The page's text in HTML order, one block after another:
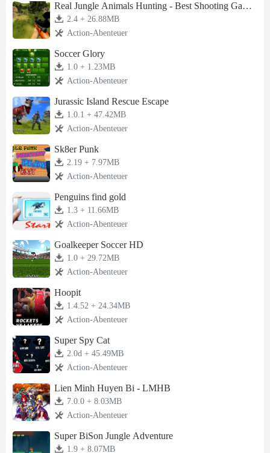
Real Jungle Animals Hunting - Best Shooting Gam
e
2.4 + 26.88MB
Action-Abenteuer
Soccer Glory
1.0 + 1.23MB
Action-Abenteuer
Jurassic Island Rescue Escape
1.0.1 + 47.42MB
Action-Abenteuer
Sk8er Punk
2.19 + 7.97MB
Action-Abenteuer
Penguins find gold
1.3 + 11.66MB
Action-Abenteuer
Goalkeeper Soccer HD
1.0 + 29.72MB
Action-Abenteuer
Hoopit
1.4.52 + 24.34MB
Action-Abenteuer
Super Spy Cat
2.0d + 45.49MB
Action-Abenteuer
Lien Minh Huyen Bi - LMHB
7.0.0 + 8.03MB
Action-Abenteuer
Super BiSon Jungle Adventure
1.9 + 8.07MB